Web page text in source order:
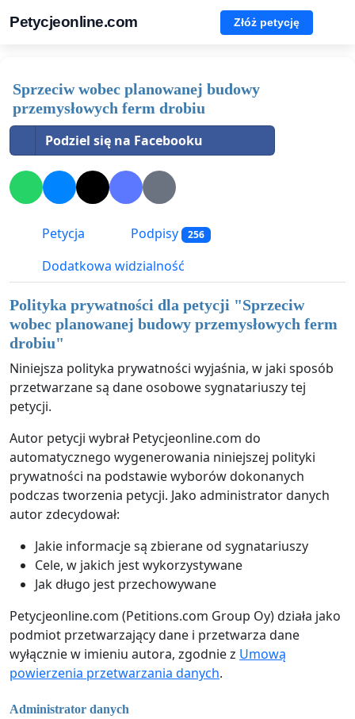
Petycjeonline.com Złóż petycję
Sprzeciw wobec planowanej budowy
przemysłowych ferm drobiu
Podziel się na Facebooku
Petycja Podpisy 256
Dodatkowa widzialność
Polityka prywatności dla petycji "Sprzeciw
wobec planowanej budowy przemysłowych ferm
drobiu"
Niniejsza polityka prywatności wyjaśnia, w jaki sposób
przetwarzane są dane osobowe sygnatariuszy tej
petycji.
Autor petycji wybrał Petycjeonline.com do
automatycznego wygenerowania niniejszej polityki
prywatności na podstawie wyborów dokonanych
podczas tworzenia petycji. Jako administrator danych
autor zdecydował:
Jakie informacje są zbierane od sygnatariuszy
Cele, w jakich jest wykorzystywane
Jak długo jest przechowywane
Petycjeonline.com (Petitions.com Group Oy) działa jako
podmiot przetwarzający dane i przetwarza dane
wyłącznie w imieniu autora, zgodnie z Umową
powierzenia przetwarzania danych.
Administrator danych